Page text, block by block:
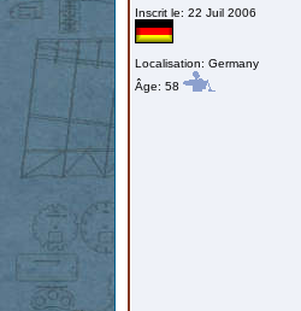
Inscrit le: 22 Juil 2006
Localisation: Germany
Âge: 58